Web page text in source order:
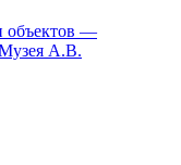
объектов —
А.В.